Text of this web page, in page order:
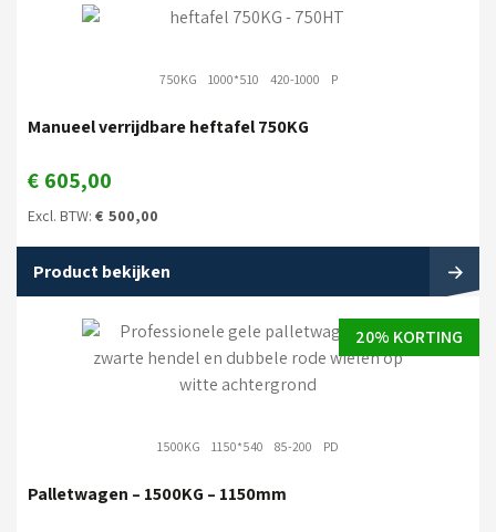
750KG 1000*510 420-1000 P
Manueel verrijdbare heftafel 750KG
€ 605,00
Excl. BTW: € 500,00
Product bekijken
20% KORTING
1500KG 1150*540 85-200 PD
Palletwagen – 1500KG – 1150mm